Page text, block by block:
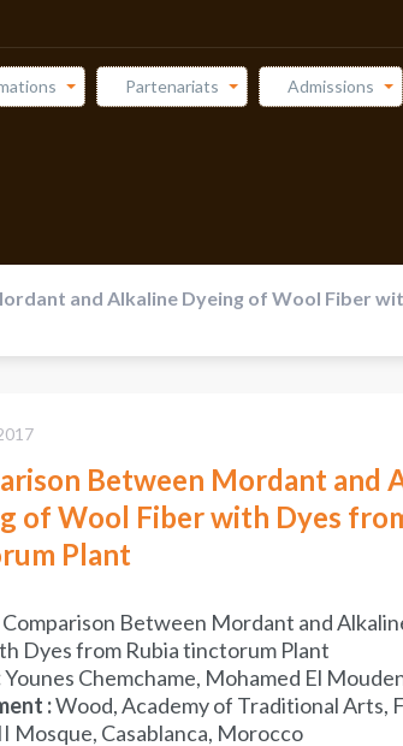
Partenariats Admissions
and Alkaline Dyeing of Wool Fiber
Between Mordant and
of Wool Fiber with Dyes
Plant
Comparison Between Mordant and
Dyes from Rubia tinctorum Plant
Younes Chemchame, Mohamed El
:Wood, Academy of Traditional Arts,
Mosque, Casablanca, Morocco